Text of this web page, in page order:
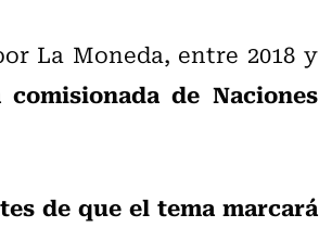
La Moneda, entre 2018 y
comisionada de Naciones
de que el tema marcará